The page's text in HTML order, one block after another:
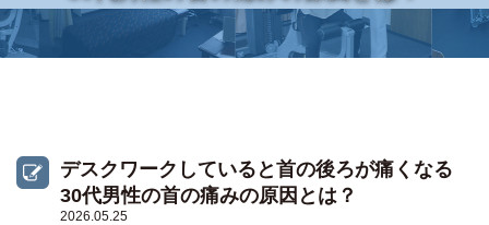
デスクワークしていると首の後ろが痛くなる
30代男性の首の痛みの原因とは？
2026.05.25